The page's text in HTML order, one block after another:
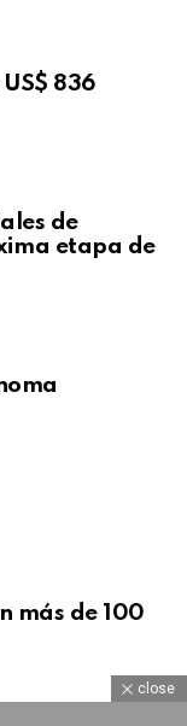
836
de
etapa de
más de 100
close